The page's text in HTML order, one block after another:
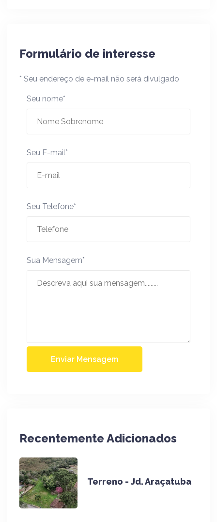
Formulário de interesse
* Seu endereço de e-mail não será divulgado
Seu nome*
Seu E-mail*
Seu Telefone*
Sua Mensagem*
Enviar Mensagem
Recentemente Adicionados
Terreno - Jd. Araçatuba